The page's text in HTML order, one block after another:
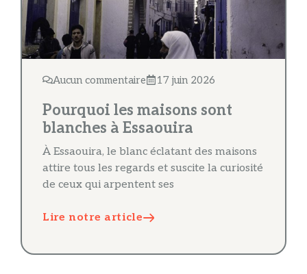
Aucun commentaire 17 juin 2026
Pourquoi les maisons sont
blanches à Essaouira
À Essaouira, le blanc éclatant des maisons
attire tous les regards et suscite la curiosité
de ceux qui arpentent ses
Lire notre article